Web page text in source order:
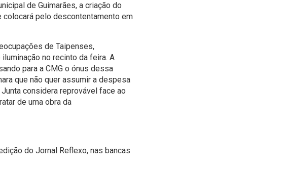
de Guimarães, a criação do
colocará pelo descontentamento em
de Taipenses,
no recinto da feira. A
para a CMG o ónus dessa
que não quer assumir a despesa
considera reprovável face ao
de uma obra da
do Jornal Reflexo, nas bancas